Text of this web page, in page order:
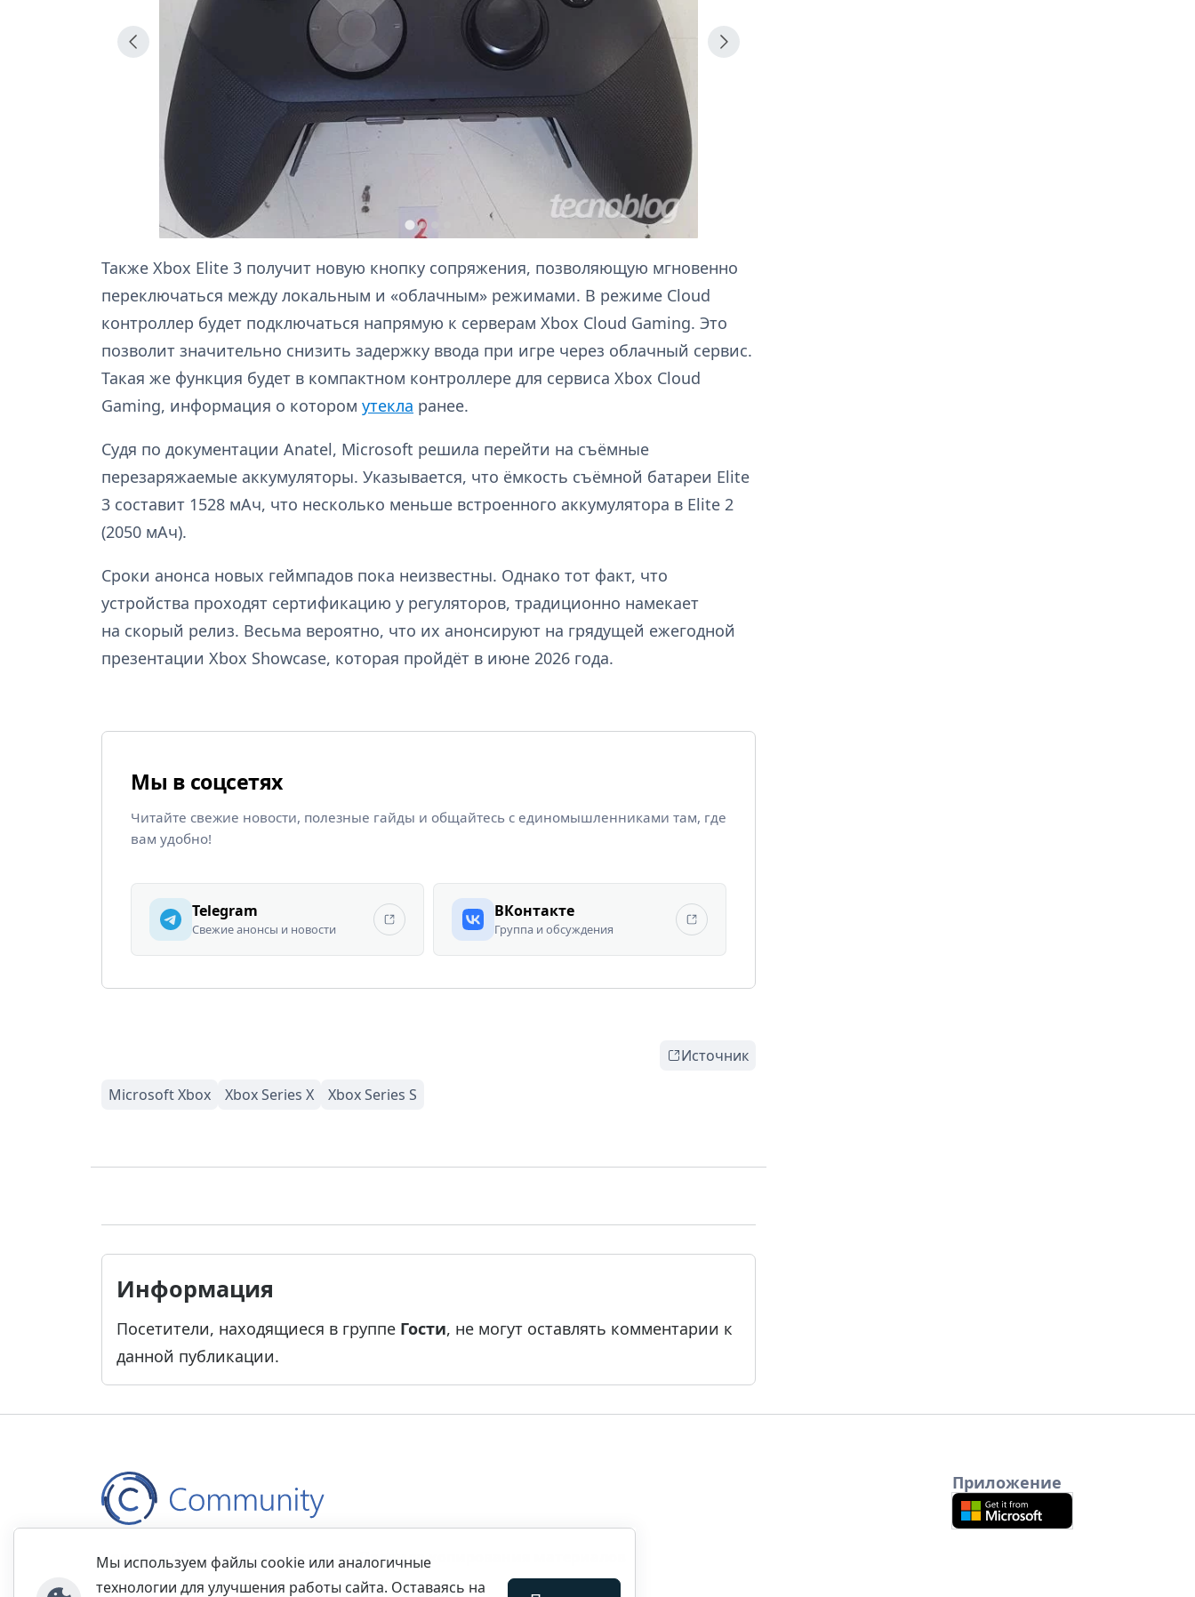
Также Xbox Elite 3 получит новую кнопку сопряжения, позволяющую мгновенно
переключаться между локальным и «облачным» режимами. В режиме Cloud
контроллер будет подключаться напрямую к серверам Xbox Cloud Gaming. Это
позволит значительно снизить задержку ввода при игре через облачный сервис.
Такая же функция будет в компактном контроллере для сервиса Xbox Cloud
Gaming, информация о котором утекла ранее.
Судя по документации Anatel, Microsoft решила перейти на съёмные
перезаряжаемые аккумуляторы. Указывается, что ёмкость съёмной батареи Elite
3 составит 1528 мАч, что несколько меньше встроенного аккумулятора в Elite 2
(2050 мАч).
Сроки анонса новых геймпадов пока неизвестны. Однако тот факт, что
устройства проходят сертификацию у регуляторов, традиционно намекает
на скорый релиз. Весьма вероятно, что их анонсируют на грядущей ежегодной
презентации Xbox Showcase, которая пройдёт в июне 2026 года.
Мы в соцсетях
Читайте свежие новости, полезные гайды и общайтесь с единомышленниками там, где
вам удобно!
Telegram
Свежие анонсы и новости
ВКонтакте
Группа и обсуждения
Источник
Информация
Посетители, находящиеся в группе Гости, не могут оставлять комментарии к
данной публикации.
КонтактыПравилаОбратная связьПравила копирования материалов
Приложение
Мы используем файлы cookie или аналогичные
технологии для улучшения работы сайта. Оставаясь на